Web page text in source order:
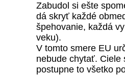
Zabudol si ešte
dá skryť každé
špehovanie, každá
veku).
V tomto smere EU
nebude chytať. Ciele
postupne to všetko